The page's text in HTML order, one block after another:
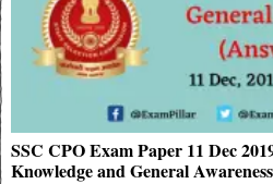
SSC CPO Exam Paper 11 Dec
Knowledge and General